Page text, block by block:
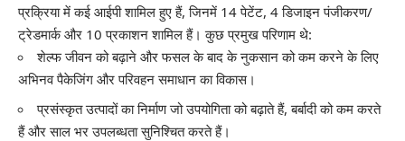
प्रक्रिया में कई आईपी शामिल हुए हैं, जिनमें 14 पेटेंट, 4 डिजाइन पंजीकरण/
ट्रेडमार्क और 10 प्रकाशन शामिल हैं। कुछ प्रमुख परिणाम थे:
शेल्फ जीवन को बढ़ाने और फसल के बाद के नुकसान को कम करने के लिए
अभिनव पैकेजिंग और परिवहन समाधान का विकास।
प्रसंस्कृत उत्पादों का निर्माण जो उपयोगिता को बढ़ाते हैं, बर्बादी को कम करते
हैं और साल भर उपलब्धता सुनिश्चित करते हैं।